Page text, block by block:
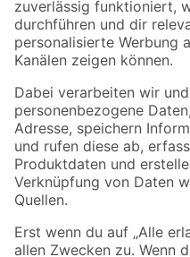
Zur Newsletter Anmeldung
Folge uns
Zahlungsarten
Sicher einkaufen